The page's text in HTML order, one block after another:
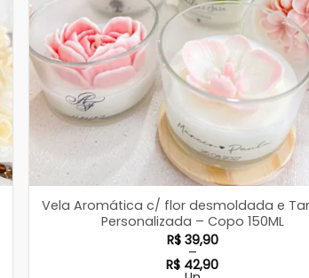
Vela Aromática c/ flor desmoldada e
Personalizada – Copo 150ML
R$39,90
–
R$ 42,90